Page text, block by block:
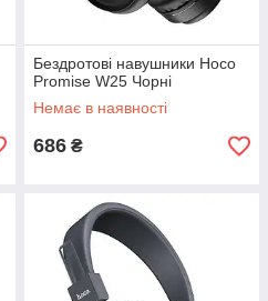
Бездротові навушники Hoco
Promise W25 Чорні
Немає в наявності
686 ₴